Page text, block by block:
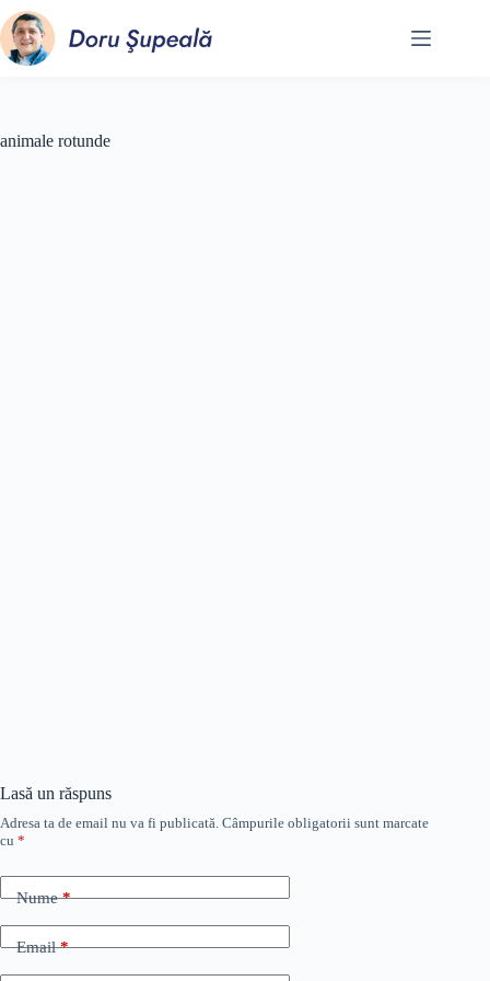
Sari
la
conținut
animale rotunde
Lasă un răspuns
Adresa ta de email nu va fi publicată. Câmpurile obligatorii sunt marcate
cu *
Nume*
Email*